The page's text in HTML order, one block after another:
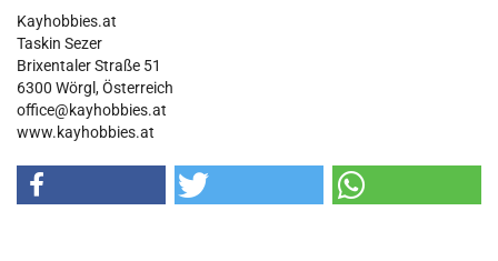
Kayhobbies.at
Taskin Sezer
Brixentaler Straße 51
6300 Wörgl, Österreich
office@kayhobbies.at
www.kayhobbies.at